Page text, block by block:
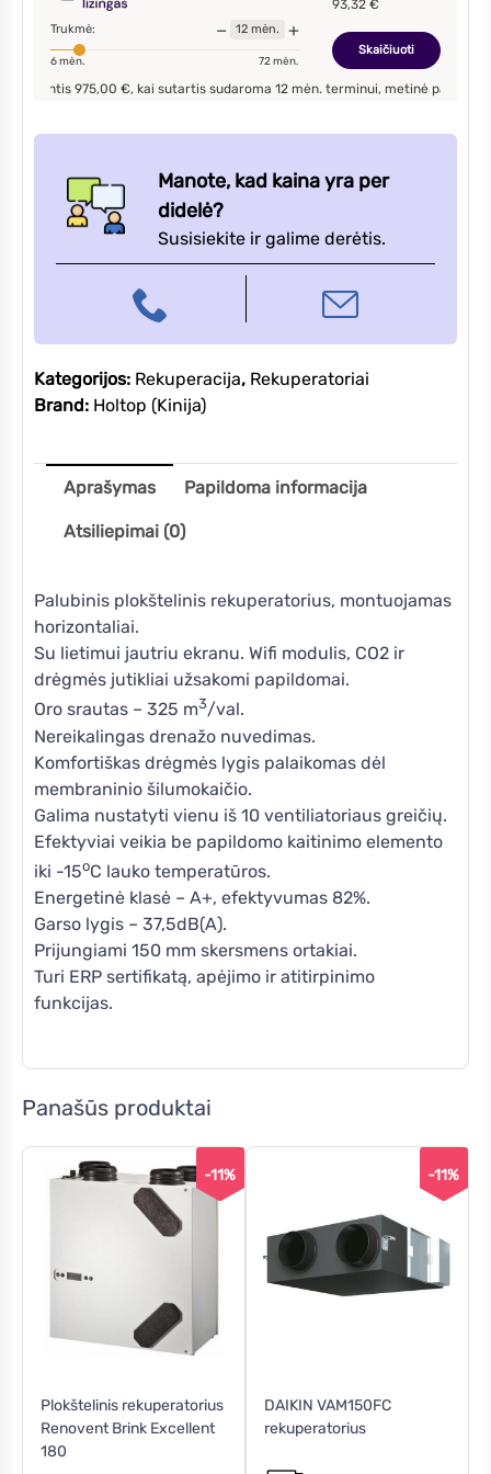
XHBQ-
D3.5
Trukmė: − 12 mėn. +
6mėn. 72mėn.
93,32 €
Skaičiuoti
975,00€, kai sutartis sudaroma12mėn. terminui, metinė palūkanų norma
Manote, kad kaina yra per
didelė?
Susisiekite ir galime derėtis.
Kategorijos: Rekuperacija, Rekuperatoriai
Brand: Holtop (Kinija)
Aprašymas Papildoma informacija
Atsiliepimai (0)
Palubinis plokštelinis rekuperatorius, montuojamas
horizontaliai.
Su lietimui jautriu ekranu. Wifi modulis, CO2 ir
drėgmės jutikliai užsakomi papildomai.
Oro srautas – 325 m3/val.
Nereikalingas drenažo nuvedimas.
Komfortiškas drėgmės lygis palaikomas dėl
membraninio šilumokaičio.
Galima nustatyti vienu iš 10 ventiliatoriaus greičių.
Efektyviai veikia be papildomo kaitinimo elemento
iki -15oC lauko temperatūros.
Energetinė klasė – A+, efektyvumas 82%.
Garso lygis – 37,5dB(A).
Prijungiami 150 mm skersmens ortakiai.
Turi ERP sertifikatą, apėjimo ir atitirpinimo
funkcijas.
Panašūs produktai
-11%
Plokštelinis rekuperatorius
Renovent Brink Excellent
180
-11%
DAIKIN VAM150FC
rekuperatorius